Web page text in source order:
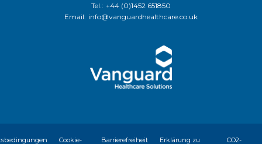
Tel.: +44 (0)1452 651850
Email: info@vanguardhealthcare.co.uk
Cookie-
Barrierefreiheit
Erklärung zu
CO2-